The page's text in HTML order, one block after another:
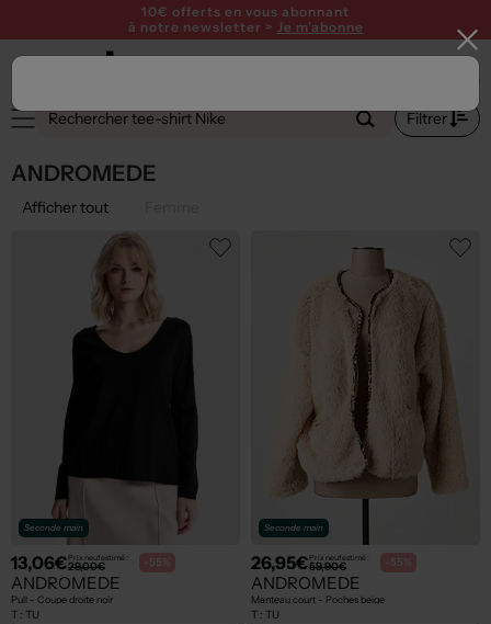
10€ offerts en vous abonnant
à notre newsletter > Je m'abonne
Filtrer
ANDROMEDE
Afficher tout
Seconde main
13,06€Prix neuf estimé :
29,00€ -55%
ANDROMEDE
Pull - Coupe droite noir
T : TU
Seconde main
26,95€Prix neuf estimé :
59,90€ -55%
ANDROMEDE
Manteau court - Poches beige
T : TU